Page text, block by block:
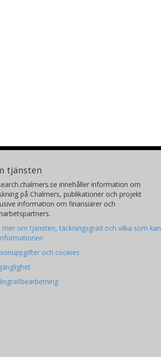
tjänsten
innehåller information om
på Chalmers, publikationer och projekt
information om finansiärer och
mer om tjänsten, täckningsgrad och vilka som kan
och cookies